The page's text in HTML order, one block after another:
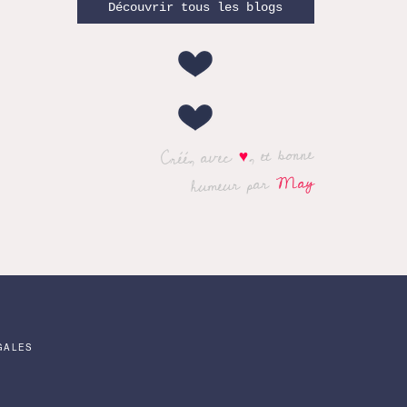
Découvrir tous les blogs
Créé, avec♥, et bonne
humeur parMay